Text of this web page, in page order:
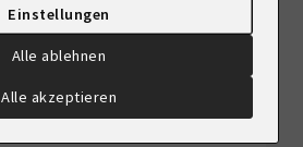
Einstellungen
Alle ablehnen
Alle akzeptieren